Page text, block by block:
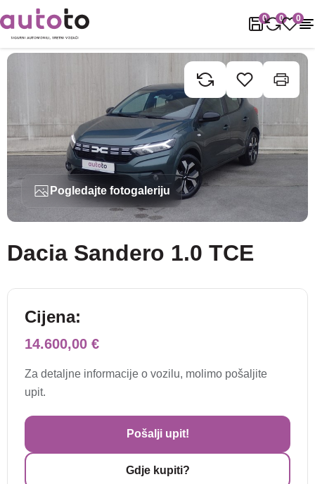
0 0 0
Naslovnica Rabljena vozila Dacia Sandero
Pogledajte fotogaleriju
Dacia Sandero 1.0 TCE
Cijena:
14.600,00 €
Za detaljne informacije o vozilu, molimo pošaljite
upit.
Pošalji upit!
Gdje kupiti?